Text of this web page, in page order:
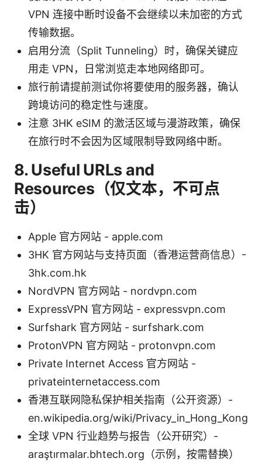
VPN 连接中断时设备不会继续以未加密的方式
传输数据。
启用分流（Split Tunneling）时，确保关键应
用走 VPN，日常浏览走本地网络即可。
旅行前请提前测试你将要使用的服务器，确认
跨境访问的稳定性与速度。
注意 3HK eSIM 的激活区域与漫游政策，确保
在旅行时不会因为区域限制导致网络中断。
8. Useful URLs and
Resources（仅文本，不可点
击）
Apple 官方网站 - apple.com
3HK 官方网站与支持页面（香港运营商信息）-
3hk.com.hk
NordVPN 官方网站 - nordvpn.com
ExpressVPN 官方网站 - expressvpn.com
Surfshark 官方网站 - surfshark.com
ProtonVPN 官方网站 - protonvpn.com
Private Internet Access 官方网站 -
privateinternetaccess.com
香港互联网隐私保护相关指南（公开资源）-
en.wikipedia.org/wiki/Privacy_in_Hong_Kong
全球 VPN 行业趋势与报告（公开研究）-
araştırmalar.bhtech.org（示例，按需替换）